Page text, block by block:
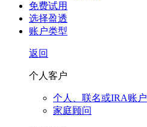
免费试用
选择盈透
账户类型
返回
个人客户
个人、联名或IRA账户
家庭顾问